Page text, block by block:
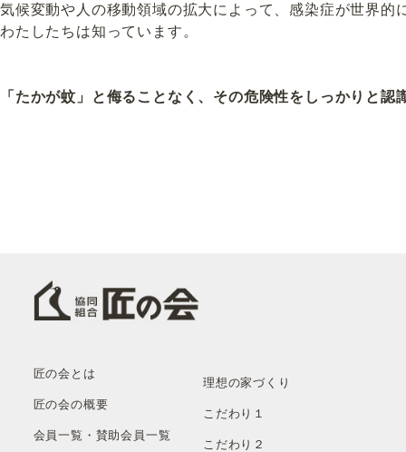
気候変動や人の移動領域の拡大によって、感染症が世界的
わたしたちは知っています。
「たかが蚊」と侮ることなく、その危険性をしっかりと
匠の会とは
匠の会の概要
会員一覧・賛助会員一覧
理想の家づくり
こだわり１
こだわり２